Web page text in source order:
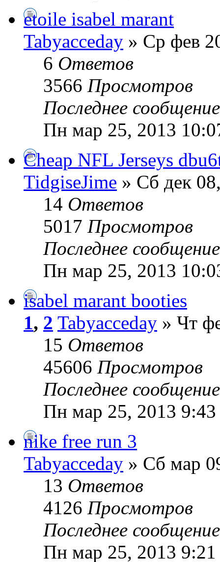
etoile isabel marant
Tabyacceday » Ср фев
6 Ответов
3566 Просмотров
Последнее
Пн мар 25, 2013
Cheap NFL Jerseys
TidgiseJime » Сб дек
14 Ответов
5017 Просмотров
Последнее
Пн мар 25, 2013
isabel marant booties
1, 2 Tabyacceday » Чт
15 Ответов
45606 Просмотров
Последнее
Пн мар 25, 2013 9:43
nike free run 3
Tabyacceday » Сб мар
13 Ответов
4126 Просмотров
Последнее
Пн мар 25, 2013 9:21